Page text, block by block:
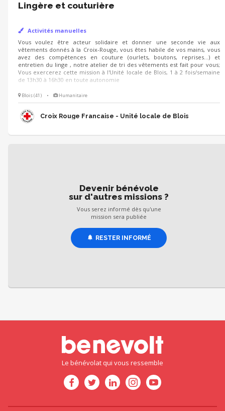
Lingère et couturière
Activités manuelles
Vous voulez être acteur solidaire et donner une seconde vie aux
vêtements donnés à la Croix-Rouge, vous êtes habile de vos mains, vous
avez des compétences en couture (ourlets, boutons, reprises...) et
entretien du linge , notre atelier de tri des vêtements est fait pour vous;
Vous exercerez cette mission à l'Unité locale de Blois, 1 à 2 fois/semaine
de 13h30 à 16h30 en toute autonomie
Blois (41) • Humanitaire
Croix Rouge Francaise - Unité locale de Blois
Devenir bénévole
sur d'autres missions ?
Vous serez informé dès qu'une
mission sera publiée
RESTER INFORMÉ
Le bénévolat qui vous ressemble